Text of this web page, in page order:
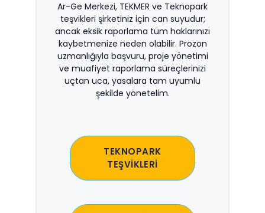
Ar-Ge Merkezi, TEKMER ve Teknopark
teşvikleri şirketiniz için can suyudur;
ancak eksik raporlama tüm haklarınızı
kaybetmenize neden olabilir. Prozon
uzmanlığıyla başvuru, proje yönetimi
ve muafiyet raporlama süreçlerinizi
uçtan uca, yasalara tam uyumlu
şekilde yönetelim.
TEKNOPARK
TEŞVİKLERİ